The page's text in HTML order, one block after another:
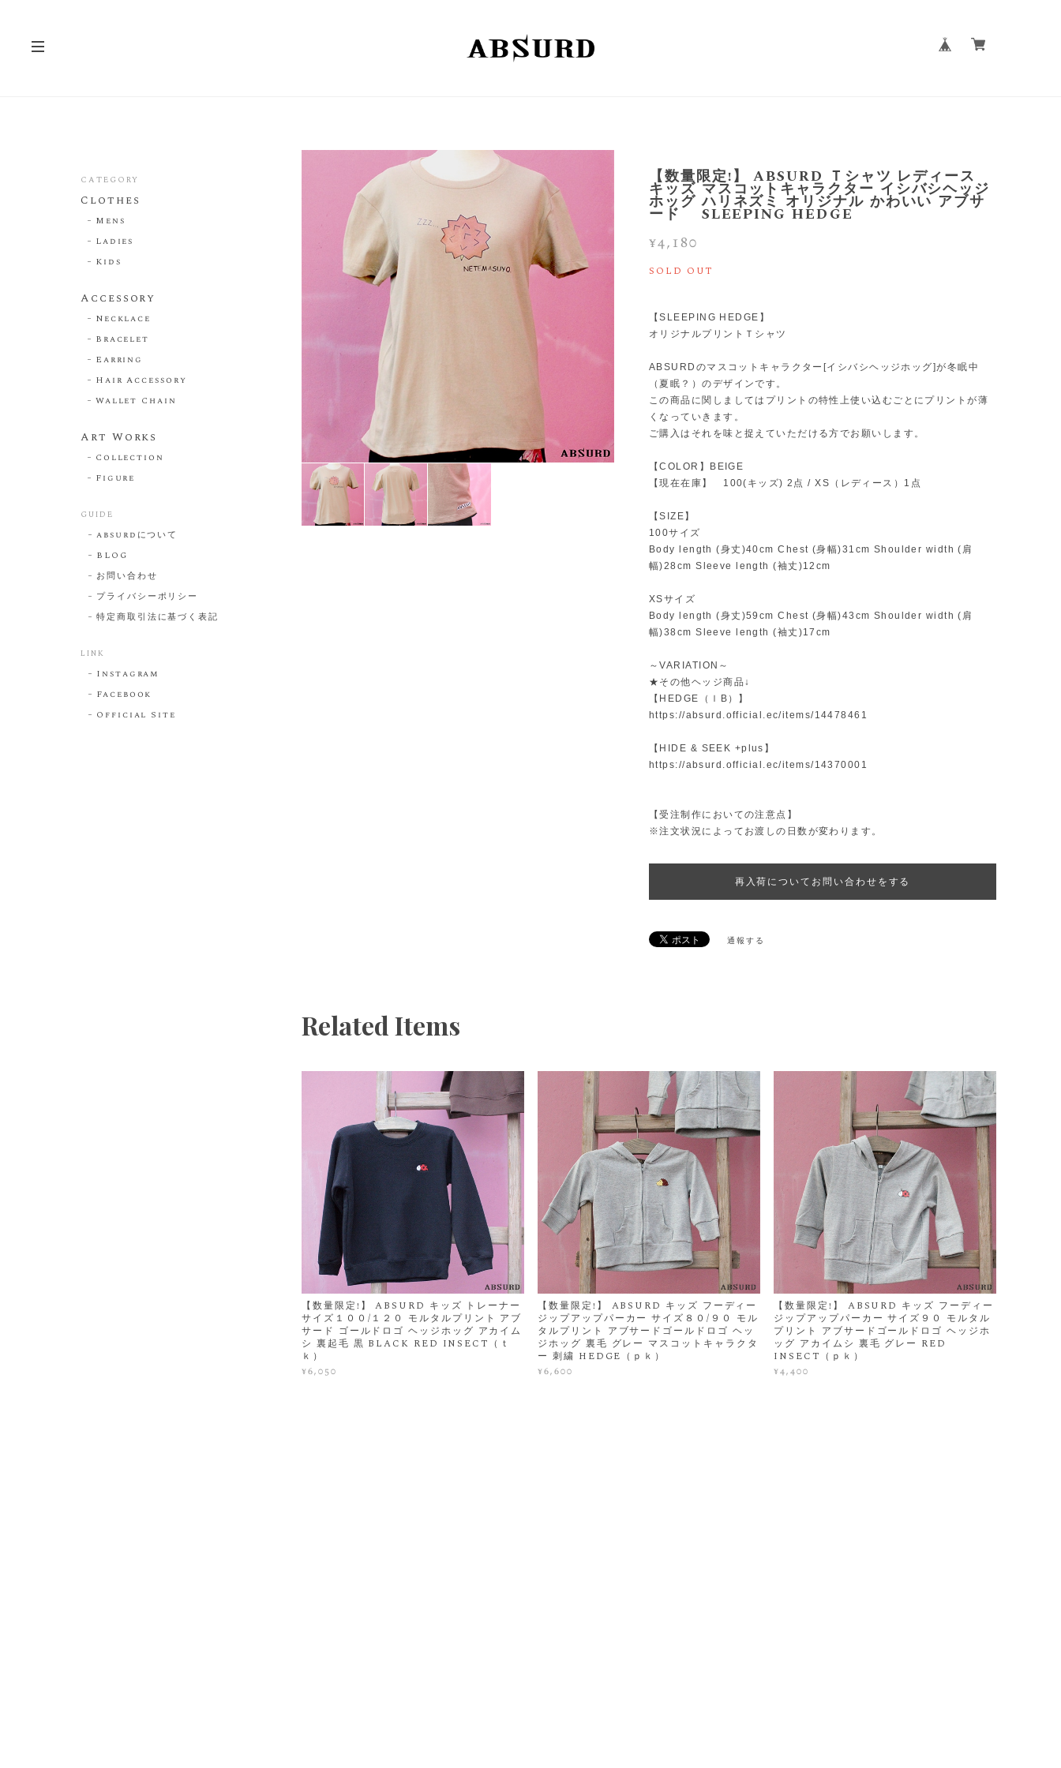
【数量限定!】 ABSURD Ｔシャツ レディース
キッズ マスコットキャラクター イシバシヘッジ
ホッグ ハリネズミ オリジナル かわいい アブサ
ード SLEEPING HEDGE
¥4,180
SOLD OUT
【SLEEPING HEDGE】
オリジナルプリントＴシャツ
ABSURDのマスコットキャラクター[イシバシヘッジホッグ]が冬眠中
（夏眠？）のデザインです。
この商品に関しましてはプリントの特性上使い込むごとにプリントが薄
くなっていきます。
ご購入はそれを味と捉えていただける方でお願いします。
【COLOR】BEIGE
【現在在庫】 100(キッズ) 2点 / XS（レディース）1点
【SIZE】
100サイズ
Body length (身丈)40cm Chest (身幅)31cm Shoulder width (肩
幅)28cm Sleeve length (袖丈)12cm
XSサイズ
Body length (身丈)59cm Chest (身幅)43cm Shoulder width (肩
幅)38cm Sleeve length (袖丈)17cm
～VARIATION～
★その他ヘッジ商品↓
【HEDGE（ｌB）】
https://absurd.official.ec/items/14478461
【HIDE & SEEK +plus】
https://absurd.official.ec/items/14370001
【受注制作においての注意点】
※注文状況によってお渡しの日数が変わります。
再入荷についてお問い合わせをする
通報する
Related Items
【数量限定!】 ABSURD キッズ トレーナー
サイズ１００/１２０ モルタルプリント アブ
サード ゴールドロゴ ヘッジホッグ アカイム
シ 裏起毛 黒 BLACK RED INSECT（ｔ
ｋ）
¥6,050
【数量限定!】 ABSURD キッズ フーディー
ジップアップパーカー サイズ８０/９０ モル
タルプリント アブサードゴールドロゴ ヘッ
ジホッグ 裏毛 グレー マスコットキャラクタ
ー 刺繍 HEDGE（ｐｋ）
¥6,600
【数量限定!】 ABSURD キッズ フーディー
ジップアップパーカー サイズ９０ モルタル
プリント アブサードゴールドロゴ ヘッジホ
ッグ アカイムシ 裏毛 グレー RED
INSECT（ｐｋ）
¥4,400
CATEGORY
Clothes
Mens
Ladies
Kids
Accessory
Necklace
Bracelet
Earring
Hair Accessory
Wallet Chain
Art Works
Collection
Figure
GUIDE
absurdについて
BLOG
お問い合わせ
プライバシーポリシー
特定商取引法に基づく表記
LINK
Instagram
Facebook
Official Site